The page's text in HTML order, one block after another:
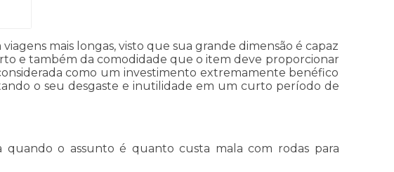
mais longas, visto que sua grande dimensão é capaz
e também da comodidade que o item deve proporcionar
como um investimento extremamente benéfico
o seu desgaste e inutilidade em um curto período de
o assunto é quanto custa mala com rodas para